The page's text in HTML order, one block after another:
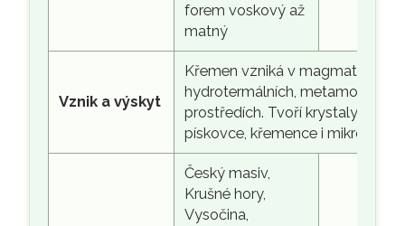
forem voskový až
matný
Vznik a výskyt
Křemen vzniká v
hydrotermálních,
prostředích. Tvoří krystaly,
pískovce, křemence i
Český masiv,
Krušné hory,
Vysočina,